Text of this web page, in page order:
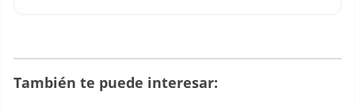
También te puede interesar: